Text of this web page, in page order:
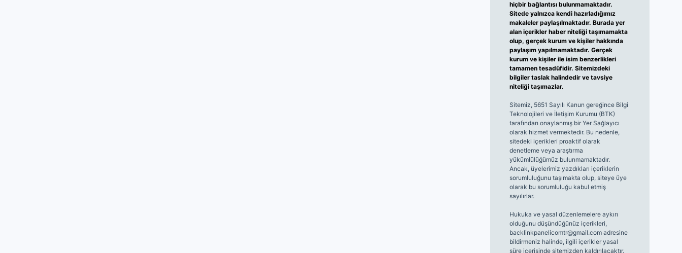
hiçbir bağlantısı bulunmamaktadır.
Sitede yalnızca kendi hazırladığımız
makaleler paylaşılmaktadır. Burada yer
alan içerikler haber niteliği taşımamakta
olup, gerçek kurum ve kişiler hakkında
paylaşım yapılmamaktadır. Gerçek
kurum ve kişiler ile isim benzerlikleri
tamamen tesadüfidir. Sitemizdeki
bilgiler taslak halindedir ve tavsiye
niteliği taşımazlar.
Sitemiz, 5651 Sayılı Kanun gereğince Bilgi
Teknolojileri ve İletişim Kurumu (BTK)
tarafından onaylanmış bir Yer Sağlayıcı
olarak hizmet vermektedir. Bu nedenle,
sitedeki içerikleri proaktif olarak
denetleme veya araştırma
yükümlülüğümüz bulunmamaktadır.
Ancak, üyelerimiz yazdıkları içeriklerin
sorumluluğunu taşımakta olup, siteye üye
olarak bu sorumluluğu kabul etmiş
sayılırlar.
Hukuka ve yasal düzenlemelere aykırı
olduğunu düşündüğünüz içerikleri,
backlinkpanelicomtr@gmail.comadresine
bildirmeniz halinde, ilgili içerikler yasal
süre içerisinde sitemizden kaldırılacaktır.